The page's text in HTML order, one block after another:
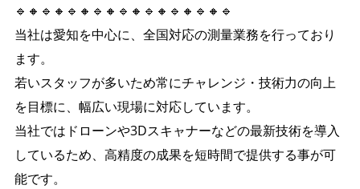
🔹🔸🔹🔸🔹🔸🔹🔸🔹🔸🔹🔸🔹🔸🔹🔸🔹
当社は愛知を中心に、全国対応の測量業務を行っており
ます。
若いスタッフが多いため常にチャレンジ・技術力の向上
を目標に、幅広い現場に対応しています。
当社ではドローンや3Dスキャナーなどの最新技術を導入
しているため、高精度の成果を短時間で提供する事が可
能です。